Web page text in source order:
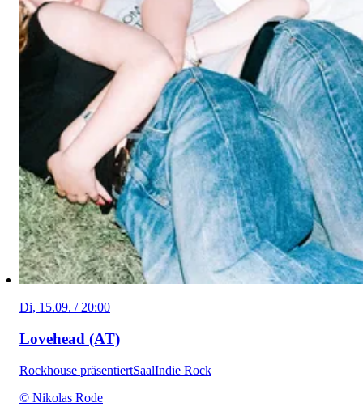
Di, 15.09. / 20:00
Lovehead (AT)
Rockhouse präsentiertSaalIndie Rock
© Nikolas Rode